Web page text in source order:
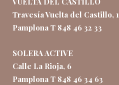
Travesía Vuelta del Castillo, 1
Pamplona T 848 46 32 33
SOLERA ACTIVE
Calle La Rioja, 6
Pamplona T 848 46 34 63